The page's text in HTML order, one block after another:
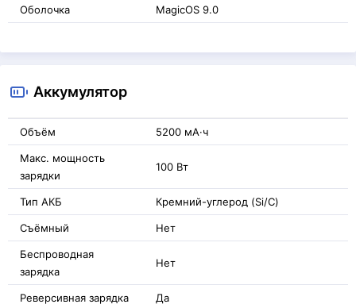
Оболочка MagicOS 9.0
Аккумулятор
Объём 5200 мА·ч
Макс. мощность
зарядки
100 Вт
Тип АКБ Кремний-углерод (Si/C)
Съёмный Нет
Беспроводная
зарядка
Нет
Реверсивная зарядка Да